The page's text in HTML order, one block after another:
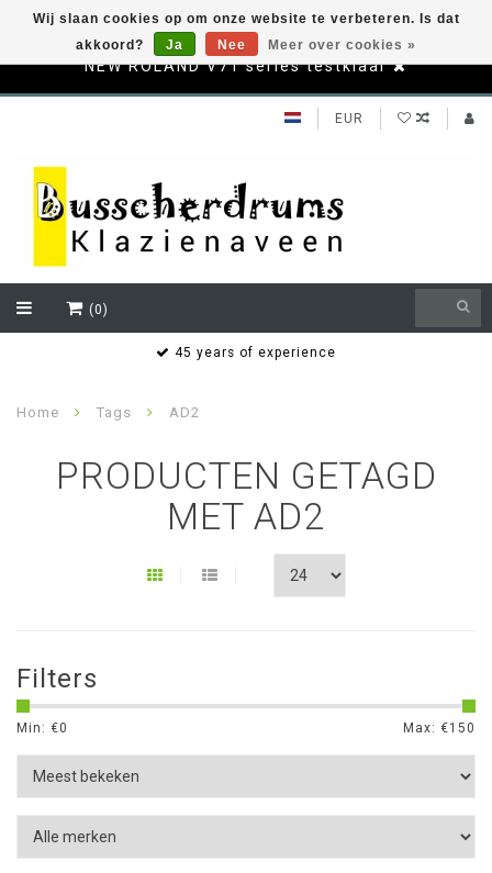
NEW ROLAND V71 series testklaar
EUR
(0)
45 years of experience
Home Tags AD2
PRODUCTEN GETAGD
MET AD2
Filters
Min: €0 Max: €150
Wij slaan cookies op om onze website te verbeteren. Is dat
akkoord?
Ja Nee Meer over cookies »